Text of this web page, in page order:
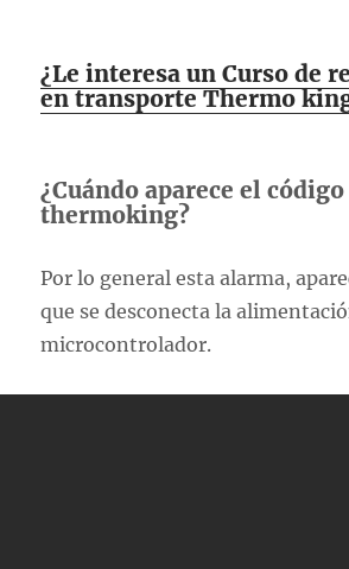
¿Le interesa un Curso de
en transporte Thermo
¿Cuándo aparece el
thermoking?
Por lo general esta alarma,
que se desconecta la
microcontrolador.